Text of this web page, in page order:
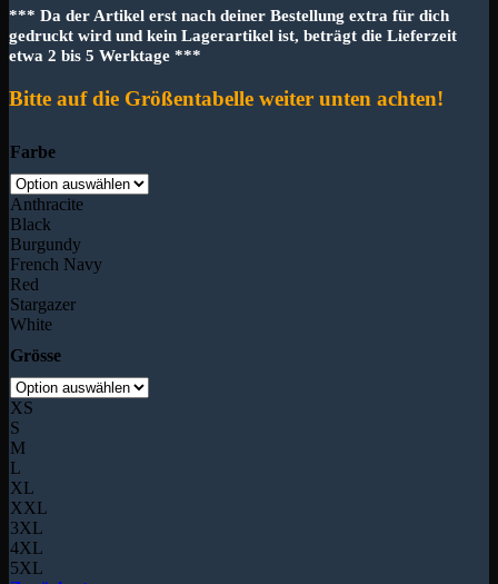
*** Da der Artikel erst nach deiner Bestellung extra für dich
gedruckt wird und kein Lagerartikel ist, beträgt die Lieferzeit
etwa 2 bis 5 Werktage ***
Bitte auf die Größentabelle weiter unten achten!
Farbe
Anthracite
Black
Burgundy
French Navy
Red
Stargazer
White
Grösse
XS
S
M
L
XL
XXL
3XL
4XL
5XL